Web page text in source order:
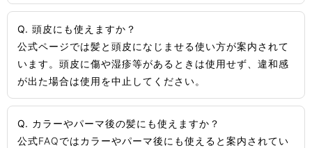
Q. 頭皮にも使えますか？
公式ページでは髪と頭皮になじませる使い方が案内されて
います。頭皮に傷や湿疹等があるときは使用せず、違和感
が出た場合は使用を中止してください。
Q. カラーやパーマ後の髪にも使えますか？
公式FAQではカラーやパーマ後にも使えると案内されてい